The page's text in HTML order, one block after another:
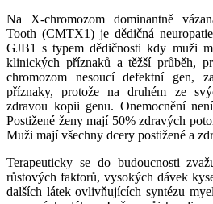
Na X-chromozom dominantně
Tooth (CMTX1) je dědičná
GJB1 s typem dědičnosti kdy muži
klinických příznaků a těžší průběh,
chromozom nesoucí defektní gen,
příznaky, protože na druhém ze
zdravou kopii genu. Onemocnění
Postižené ženy mají 50% zdravých
Muži mají všechny dcery postižené a
Terapeuticky se do budoucnosti
růstových faktorů, vysokých dávek
dalších látek ovlivňujících syntézu